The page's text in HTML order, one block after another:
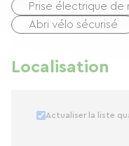
Prise électrique de
Abri vélo sécurisé
Localisation
Actualiser la liste